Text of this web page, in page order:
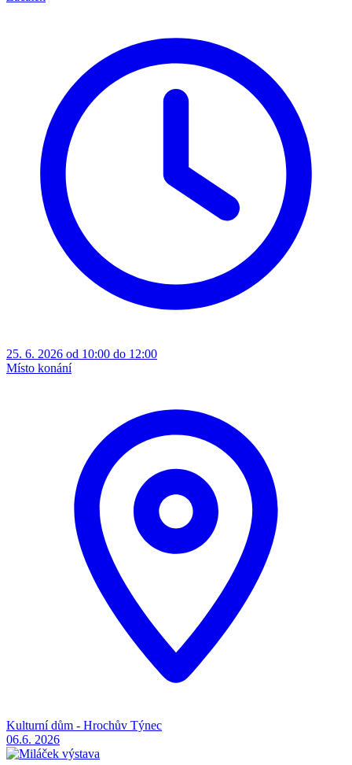
25. 6. 2026 od 10:00 do 12:00
Místo konání
Kulturní dům - Hrochův Týnec
06.6. 2026